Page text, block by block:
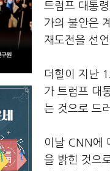
트럼프 대통
가의 불안은
재도전을 선
더힐이 지난
가 트럼프 대
는 것으로 드
이날 CNN에
을 밝힌 것으